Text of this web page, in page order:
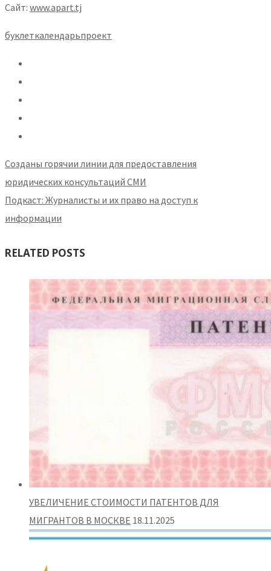
Сайт: www.apart.tj
буклеткалендарьпроект
Созданы горячии линии для предоставления
юридических консультаций СМИ
Подкаст: Журналисты и их право на доступ к
информации
RELATED POSTS
УВЕЛИЧЕНИЕ СТОИМОСТИ ПАТЕНТОВ ДЛЯ
МИГРАНТОВ В МОСКВЕ 18.11.2025